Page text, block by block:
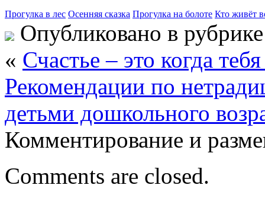
Прогулка в лес Осенняя сказка Прогулка на болоте Кто живёт
Опубликовано в
« Счастье – это когда
Рекомендации по
детьми дошкольного
Комментирование и
Comments are closed.